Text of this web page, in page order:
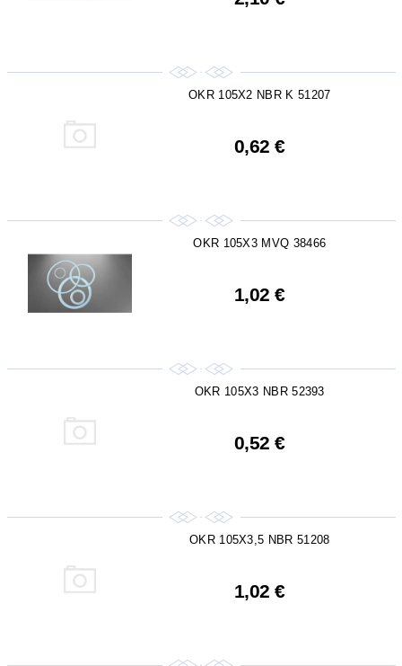
OKR 105X2 NBR K 51207
0,62 €
OKR 105X3 MVQ 38466
1,02 €
OKR 105X3 NBR 52393
0,52 €
OKR 105X3,5 NBR 51208
1,02 €